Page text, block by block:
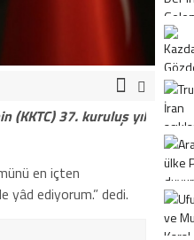
(KKTC) 37. kuruluş yıl
en içten
yâd ediyorum.” dedi.